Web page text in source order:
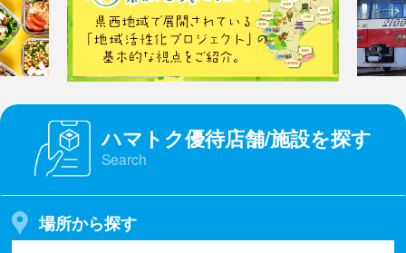
ハマトク優待店舗/施設を探す
Search
場所から探す